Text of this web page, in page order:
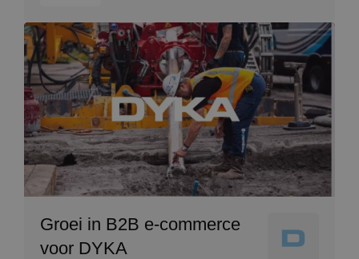
Image
Groei in B2B e-commerce
voor DYKA
Image